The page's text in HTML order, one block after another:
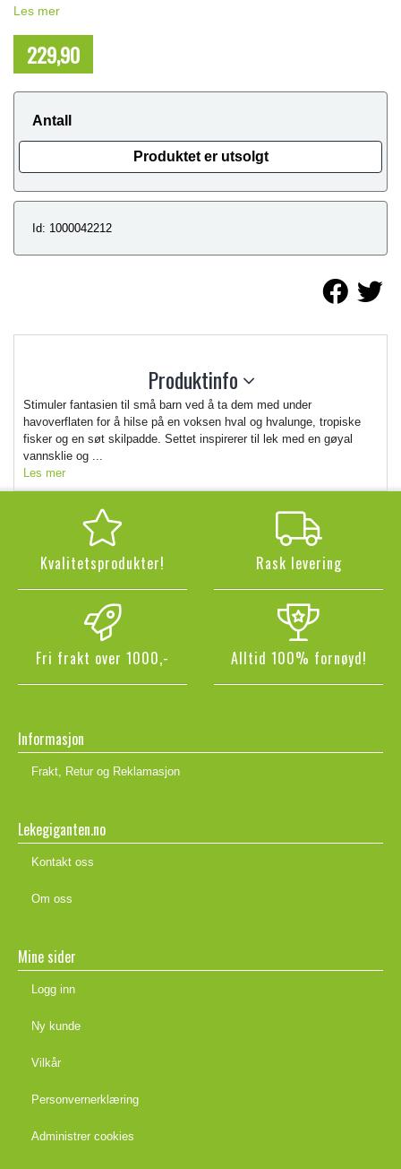
Les mer
229,90
Antall
Produktet er utsolgt
Id: 1000042212
Produktinfo
Stimuler fantasien til små barn ved å ta dem med under
havoverflaten for å hilse på en voksen hval og hvalunge, tropiske
fisker og en søt skilpadde. Settet inspirerer til lek med en gøyal
vannsklie og ...
Les mer
Kvalitetsprodukter! Rask levering
Fri frakt over 1000,- Alltid 100% fornøyd!
Informasjon
Frakt, Retur og Reklamasjon
Lekegiganten.no
Kontakt oss
Om oss
Mine sider
Logg inn
Ny kunde
Vilkår
Personvernerklæring
Administrer cookies